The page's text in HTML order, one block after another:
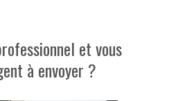
et vous
à envoyer ?